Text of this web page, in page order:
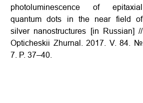
photoluminescence of epitaxial
quantum dots in the near field of
silver nanostructures
[in Russian] //
Opticheskii Zhurnal. 2017. V. 84. №
7. P. 37–40.